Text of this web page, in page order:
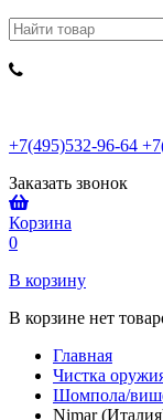
+7(495)532-96-64
Заказать звонок
Корзина
0
В корзину
В корзине нет
Главная
Чистка
Шомпола/
Nimar